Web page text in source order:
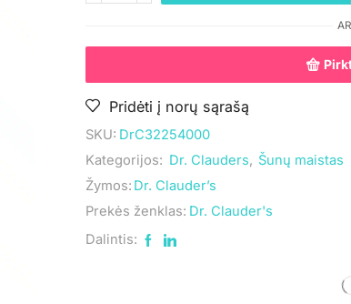
Pridėti į norų sąrašą
SKU: DrC32254000
Kategorijos: Dr. Clauders, Šunų maistas
Žymos: Dr. Clauder’s
Prekės ženklas: Dr. Clauder's
Dalintis: